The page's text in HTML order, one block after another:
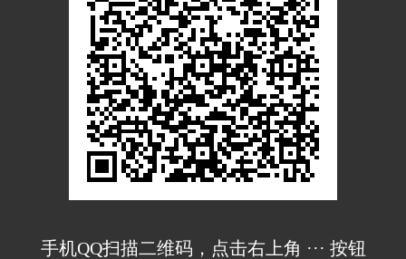
手机QQ扫描二维码，点击右上角 ··· 按钮